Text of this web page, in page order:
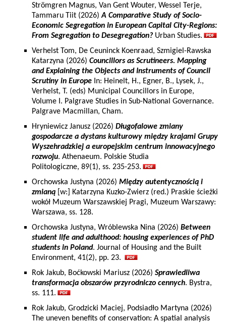
Strömgren Magnus, Van Gent Wouter, Wessel Terje,
Tammaru Tiit (2026)A Comparative Study of Socio-
Economic Segregation in European Capital City-Regions:
From Segregation to Desegregation? Urban Studies.
Verhelst Tom, De Ceuninck Koenraad, Szmigiel-Rawska
Katarzyna (2026) Councillors as Scrutineers. Mapping
and Explaining the Objects and Instruments of Council
Scrutiny in Europe In: Heinelt, H., Egner, B., Lysek, J.,
Verhelst, T. (eds) Municipal Councillors in Europe,
Volume I. Palgrave Studies in Sub-National Governance.
Palgrave Macmillan, Cham.
Hryniewicz Janusz (2026) Długofalowe zmiany
gospodarcze a dystans kulturowy między krajami Grupy
Wyszehradzkiej a europejskim centrum innowacyjnego
rozwoju. Athenaeum. Polskie Studia
Politologiczne, 89(1), ss. 235-253.
Orchowska Justyna (2026) Między autentycznością i
zmianą [w:] Katarzyna Kuzko-Zwierz (red.) Praskie ścieżki
wokół Muzeum Warszawskiej Pragi, Muzeum Warszawy:
Warszawa, ss. 128.
Orchowska Justyna, Wróblewska Nina (2026) Between
student life and adulthood: housing experiences of PhD
students in Poland. Journal of Housing and the Built
Environment, 41(2), pp. 23.
Rok Jakub, Boćkowski Mariusz (2026) Sprawiedliwa
transformacja obszarów przyrodniczo cennych. Bystra,
ss. 111.
Rok Jakub, Grodzicki Maciej, Podsiadło Martyna (2026)
The uneven benefits of conservation: A spatial analysis